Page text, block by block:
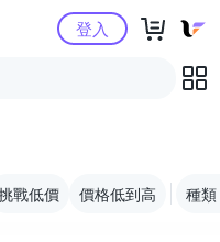
購物中心登入
戰低價 價格低到高 種類